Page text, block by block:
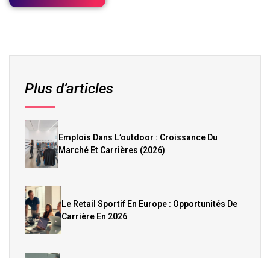
Plus d’articles
Emplois Dans L’outdoor : Croissance Du
Marché Et Carrières (2026)
Le Retail Sportif En Europe : Opportunités De
Carrière En 2026